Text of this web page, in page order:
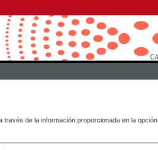
de la información proporcionada en la opción